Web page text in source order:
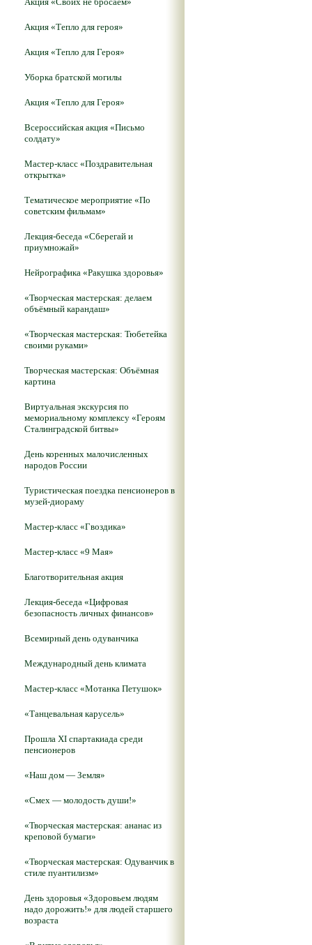
Акция «Тепло для героя»
Акция «Тепло для Героя»
Уборка братской могилы
Акция «Тепло для Героя»
Всероссийская акция «Письмо
солдату»
Мастер-класс «Поздравительная
открытка»
Тематическое мероприятие «По
советским фильмам»
Лекция-беседа «Сберегай и
приумножай»
Нейрографика «Ракушка здоровья»
«Творческая мастерская: делаем
объёмный карандаш»
«Творческая мастерская: Тюбетейка
своими руками»
Творческая мастерская: Объёмная
картина
Виртуальная экскурсия по
мемориальному комплексу «Героям
Сталинградской битвы»
День коренных малочисленных
народов России
Туристическая поездка пенсионеров в
музей-диораму
Мастер-класс «Гвоздика»
Мастер-класс «9 Мая»
Благотворительная акция
Лекция-беседа «Цифровая
безопасность личных финансов»
Всемирный день одуванчика
Международный день климата
Мастер-класс «Мотанка Петушок»
«Танцевальная карусель»
Прошла XI спартакиада среди
пенсионеров
«Наш дом — Земля»
«Смех — молодость души!»
«Творческая мастерская: ананас из
креповой бумаги»
«Творческая мастерская: Одуванчик в
стиле пуантилизм»
День здоровья «Здоровьем людям
надо дорожить!» для людей старшего
возраста